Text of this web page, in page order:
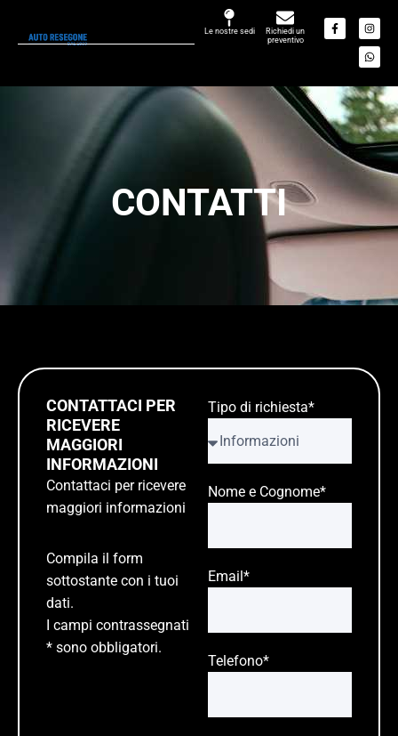
Le nostre sedi
Richiedi un
preventivo
CONTATTI
CONTATTACI PER
RICEVERE
MAGGIORI
INFORMAZIONI
Contattaci per ricevere
maggiori informazioni
Compila il form
sottostante con i tuoi
dati.
I campi contrassegnati
* sono obbligatori.
Tipo di richiesta*
Nome e Cognome*
Email*
Telefono*